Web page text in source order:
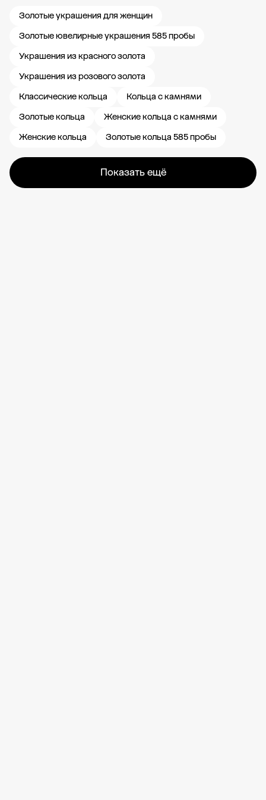
Золотые украшения для женщин
Золотые ювелирные украшения 585 пробы
Украшения из красного золота
Украшения из розового золота
Классические кольца
Кольца с камнями
Золотые кольца
Женские кольца с камнями
Женские кольца
Золотые кольца 585 пробы
Показать ещё